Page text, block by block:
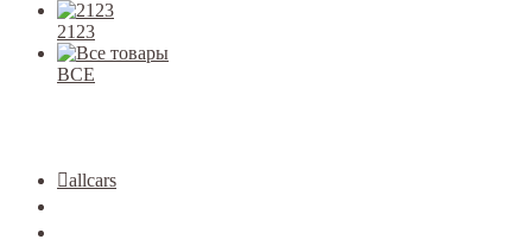
2123
ВСЕ
allcars